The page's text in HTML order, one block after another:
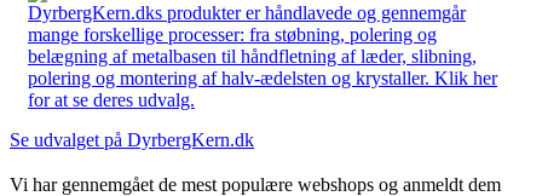
DyrbergKern.dks produkter er håndlavede og gennemgår
mange forskellige processer: fra støbning, polering og
belægning af metalbasen til håndfletning af læder, slibning,
polering og montering af halv-ædelsten og krystaller. Klik her
for at se deres udvalg.
Se udvalget på DyrbergKern.dk
Vi har gennemgået de mest populære webshops og anmeldt dem